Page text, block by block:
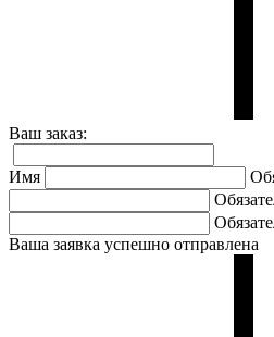
Ваш заказ:
Имя
Ваша заявка успешно отправлена